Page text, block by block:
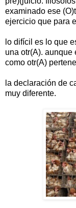
examinado ese
ejercicio que para
lo difícil es lo que
una otr(A). aunque
como otr(A)
la declaración de
muy diferente.